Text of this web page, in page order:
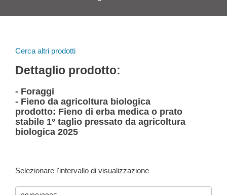
Cerca altri prodotti
Dettaglio prodotto:
- Foraggi
- Fieno da agricoltura biologica
prodotto: Fieno di erba medica o prato
stabile 1° taglio pressato da agricoltura
biologica 2025
Selezionare l'intervallo di visualizzazione